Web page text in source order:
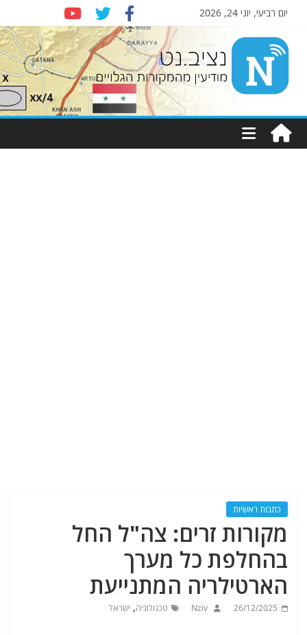
יום רביעי, יוני 24, 2026
Nziv.net
מודיעין
מהמקורות
כתבות ראשיות
מקורות זרים: צה"ל החל
בהחלפת כל מערך
הארטילריה המתנייעת
26/12/2025
Nziv טכנולוגיה, ישראל